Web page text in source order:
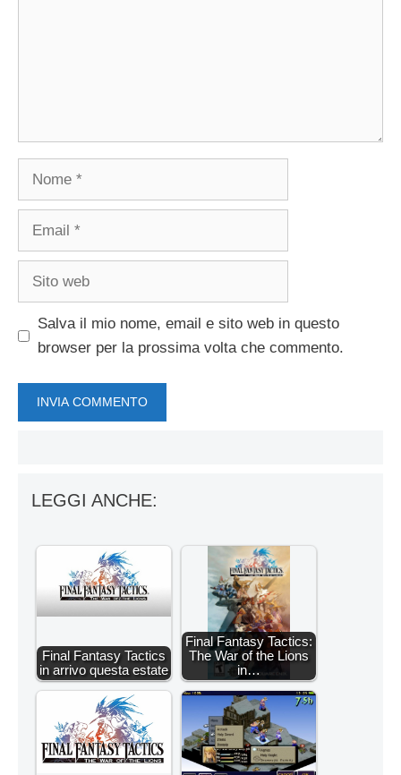
Nome
Email
Sito
Salva il mio nome, email e sito web in questo
browser per la prossima volta che commento.
LEGGI ANCHE:
Final Fantasy Tactics
in arrivo questa estate
Final Fantasy Tactics:
The War of the Lions
in…